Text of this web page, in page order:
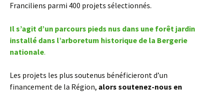
Franciliens parmi 400 projets sélectionnés.
Il s’agit d’un parcours pieds nus dans une forêt jardin
installé dans l’arboretum historique de la Bergerie
nationale.
Les projets les plus soutenus bénéficieront d’un
financement de la Région, alors soutenez-nous en